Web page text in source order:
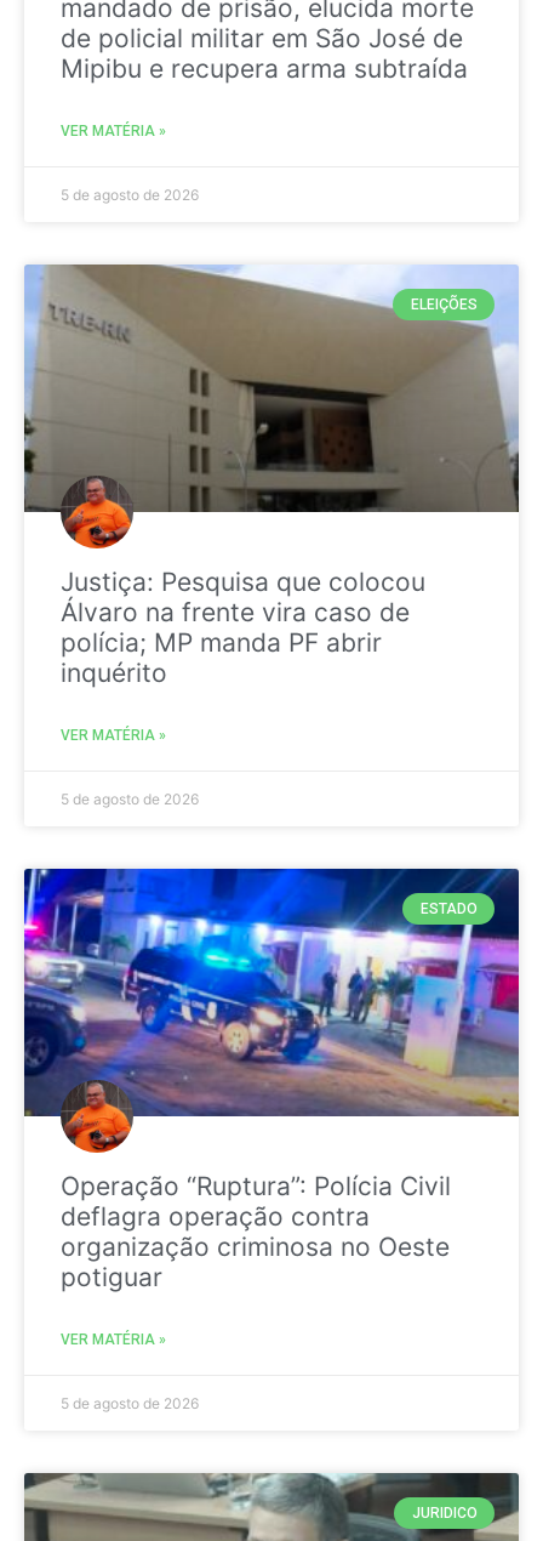
mandado de prisão, elucida morte
de policial militar em São José de
Mipibu e recupera arma subtraída
VER MATÉRIA »
5 de agosto de 2026
ELEIÇÕES
Justiça: Pesquisa que colocou
Álvaro na frente vira caso de
polícia; MP manda PF abrir
inquérito
VER MATÉRIA »
5 de agosto de 2026
ESTADO
Operação “Ruptura”: Polícia Civil
deflagra operação contra
organização criminosa no Oeste
potiguar
VER MATÉRIA »
5 de agosto de 2026
JURIDICO